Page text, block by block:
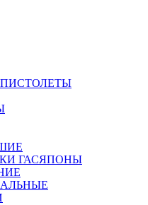
ГАСЯПОНЫ